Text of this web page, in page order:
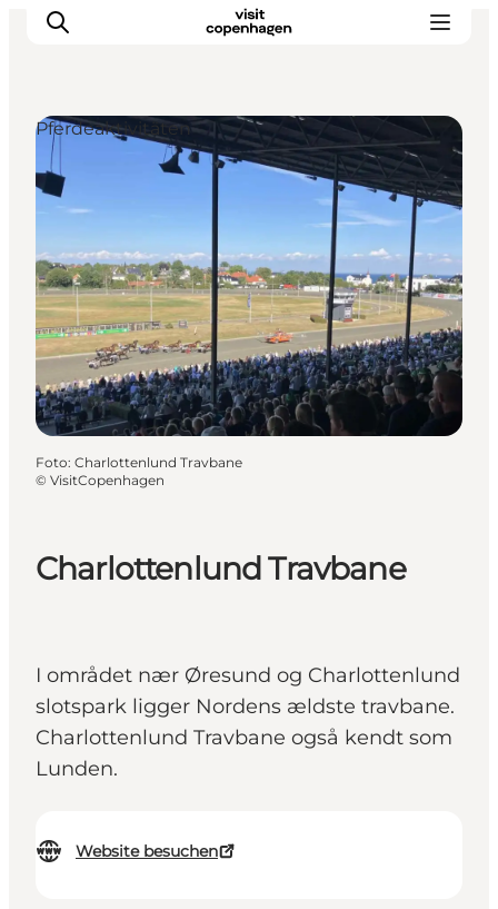
Aktivitäten
Essen und Trinken
Planen
Charlottenlund Travbane
I området nær Øresund og Charlottenlund
slotspark ligger Nordens ældste travbane.
Charlottenlund Travbane også kendt som
Lunden.
Website besuchen
Pferdeaktivitäten
Foto: Charlottenlund Travbane
© VisitCopenhagen